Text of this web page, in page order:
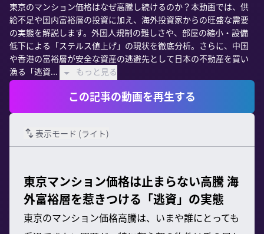
東京のマンション価格はなぜ高騰し続けるのか？本動画では、供
給不足や国内富裕層の投資に加え、海外投資家からの旺盛な需要
の実態を解説します。外国人規制の難しさや、部屋の縮小・設備
低下による「ステルス値上げ」の現状を徹底分析。さらに、中国
や香港の富裕層が安全な資産の逃避先として日本の不動産を買い
漁る「逃資...
もっと見る
この記事の動画を再生する
表示モード (ライト)
東京マンション価格は止まらない高騰 海
外富裕層を惹きつける「逃資」の実態
東京のマンション価格高騰は、いまや誰にとっても